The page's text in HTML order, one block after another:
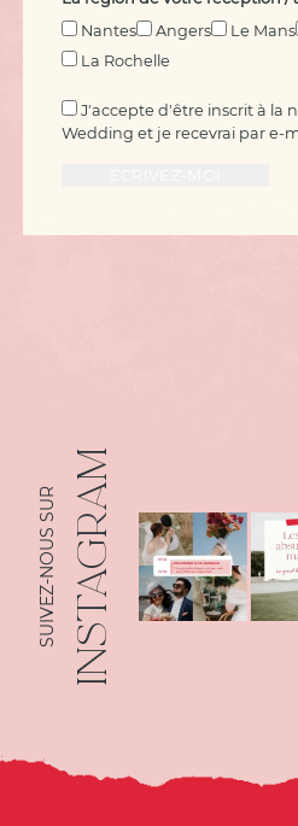
Nantes
Angers Le Mans
La Rochelle
J'accepte d'être inscrit à la
Wedding et je recevrai par e-
INSTAGRAM
SUIVEZ-NOUS SUR